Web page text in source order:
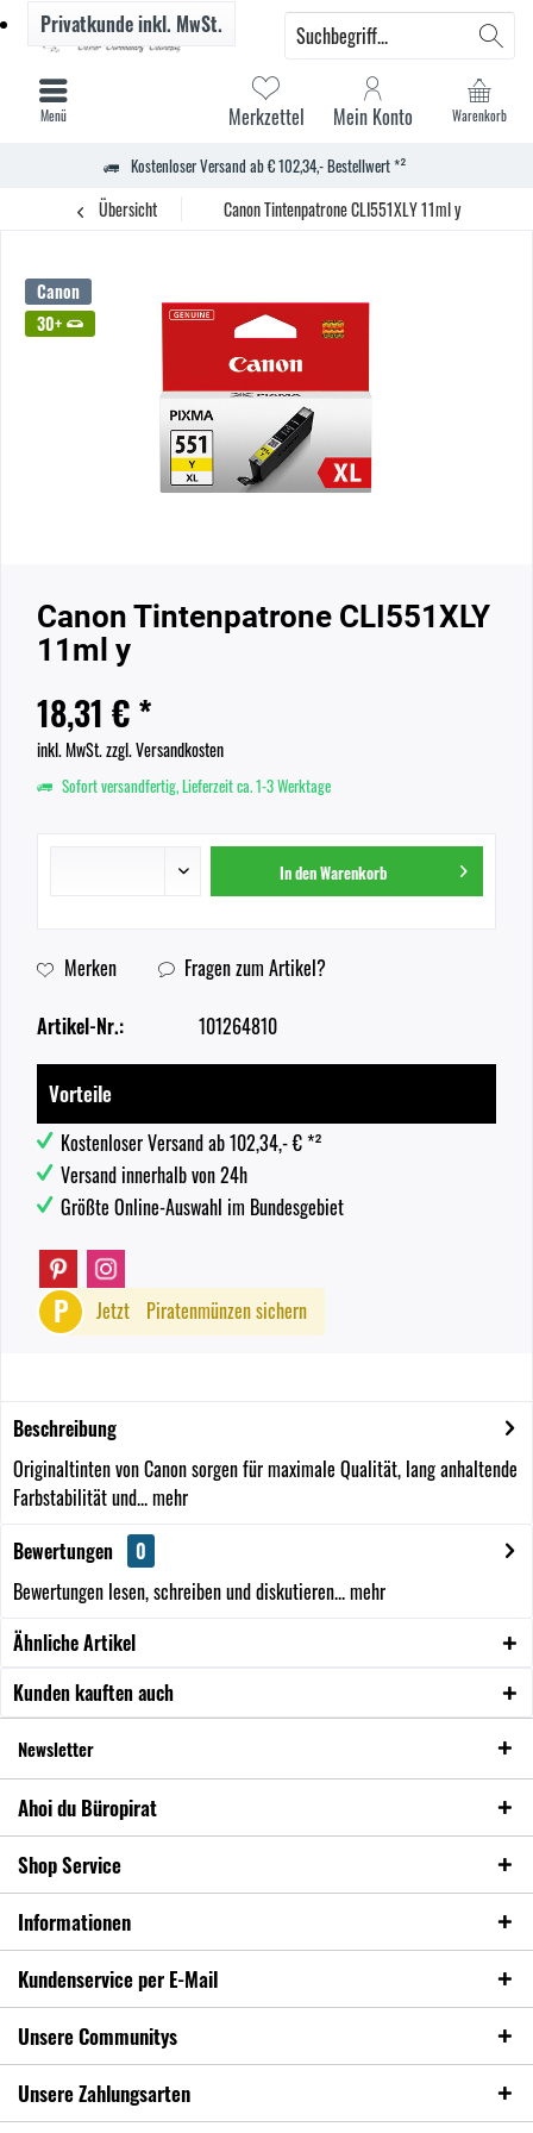
Kostenloser Versand ab € 102,34,- Bestellwert *²
Warenkorb
Merkzettel Mein Konto
Privatkundeinkl. MwSt.
Menü
Übersicht Canon Tintenpatrone CLI551XLY 11ml y
Canon
30+
Canon Tintenpatrone CLI551XLY
11ml y
18,31 € *
inkl. MwSt.zzgl. Versandkosten
Sofort versandfertig, Lieferzeit ca. 1-3 Werktage
In denWarenkorb
Merken Fragen zum Artikel?
Artikel-Nr.: 101264810
Vorteile
Kostenloser Versand ab 102,34,- € *²
Versand innerhalb von 24h
Größte Online-Auswahl im Bundesgebiet
P Jetzt Piratenmünzen sichern
Beschreibung
Originaltinten von Canon sorgen für maximale Qualität, lang anhaltende
Farbstabilität und...mehr
Bewertungen
0
Bewertungen lesen, schreiben und diskutieren...mehr
Ähnliche Artikel
Kunden kauften auch
Newsletter
Ahoi du Büropirat
Shop Service
Informationen
Kundenservice per E-Mail
Unsere Communitys
Unsere Zahlungsarten